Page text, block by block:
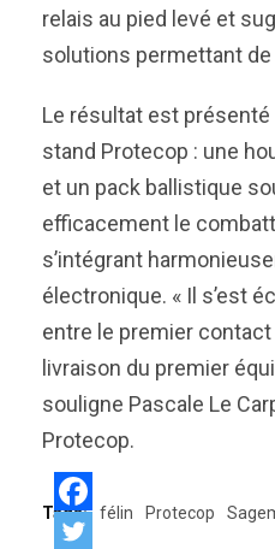
relais au pied levé et
solutions permettant
Le résultat est présenté
stand Protecop : une
et un pack ballistique
efficacement le
s’intégrant
électronique. « Il s’est
entre le premier contact
livraison du premier
souligne Pascale Le
Protecop.
Tags: félin Protecop